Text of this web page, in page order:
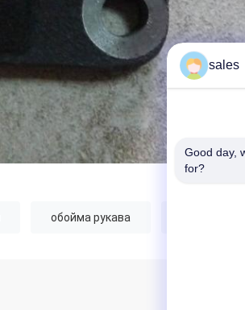
обойма рукава
sales
Good day,
for?